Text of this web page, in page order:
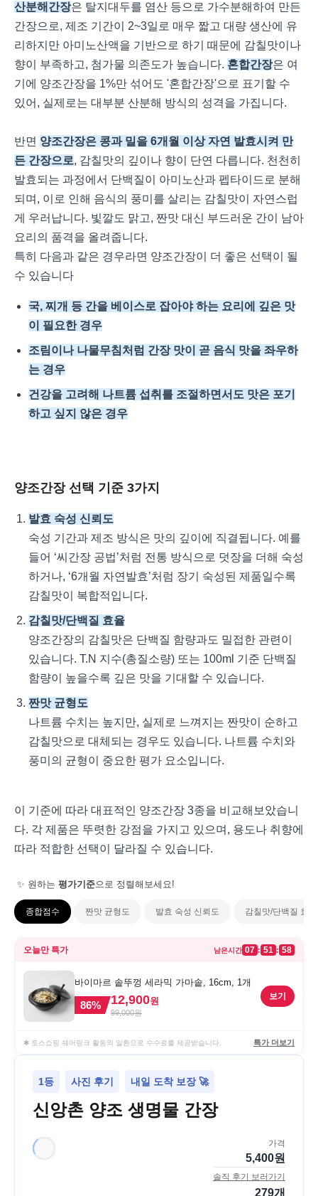
산분해간장은 탈지대두를 염산 등으로 가수분해하여 만든
간장으로, 제조 기간이 2~3일로 매우 짧고 대량 생산에 유
리하지만 아미노산액을 기반으로 하기 때문에 감칠맛이나
향이 부족하고, 첨가물 의존도가 높습니다. 혼합간장은 여
기에 양조간장을 1%만 섞어도 '혼합간장'으로 표기할 수
있어, 실제로는 대부분 산분해 방식의 성격을 가집니다.
반면 양조간장은 콩과 밀을 6개월 이상 자연 발효시켜 만
든 간장으로, 감칠맛의 깊이나 향이 단연 다릅니다. 천천히
발효되는 과정에서 단백질이 아미노산과 펩타이드로 분해
되며, 이로 인해 음식의 풍미를 살리는 감칠맛이 자연스럽
게 우러납니다. 빛깔도 맑고, 짠맛 대신 부드러운 간이 남아
요리의 품격을 올려줍니다.
특히 다음과 같은 경우라면 양조간장이 더 좋은 선택이 될
수 있습니다
국, 찌개 등 간을 베이스로 잡아야 하는 요리에 깊은 맛
이 필요한 경우
조림이나 나물무침처럼 간장 맛이 곧 음식 맛을 좌우하
는 경우
건강을 고려해 나트륨 섭취를 조절하면서도 맛은 포기
하고 싶지 않은 경우
양조간장 선택 기준 3가지
발효 숙성 신뢰도
숙성 기간과 제조 방식은 맛의 깊이에 직결됩니다. 예를
들어 ‘씨간장 공법’처럼 전통 방식으로 덧장을 더해 숙성
하거나, ‘6개월 자연발효’처럼 장기 숙성된 제품일수록
감칠맛이 복합적입니다.
감칠맛/단백질 효율
양조간장의 감칠맛은 단백질 함량과도 밀접한 관련이
있습니다. T.N 지수(총질소량) 또는 100ml 기준 단백질
함량이 높을수록 깊은 맛을 기대할 수 있습니다.
짠맛 균형도
나트륨 수치는 높지만, 실제로 느껴지는 짠맛이 순하고
감칠맛으로 대체되는 경우도 있습니다. 나트륨 수치와
풍미의 균형이 중요한 평가 요소입니다.
이 기준에 따라 대표적인 양조간장 3종을 비교해보았습니
다. 각 제품은 뚜렷한 강점을 가지고 있으며, 용도나 취향에
따라 적합한 선택이 달라질 수 있습니다.
✨ 원하는 평가기준으로 정렬해보세요!
종합점수 짠맛 균형도 발효 숙성 신뢰도 감칠맛/단백질 효율
오늘만 특가 남은시간 07 : 51 : 58
바이마르 솥뚜껑 세라믹 가마솥, 16cm, 1개
86% 12,900원
99,000원
보기
✱ 토스쇼핑 쉐어링크 활동의 일환으로 수수료를 제공받습니다. 특가 더보기
1등 사진 후기 내일 도착 보장 🚀
신앙촌 양조 생명물 간장
가격
5,400원
솔직 후기 보러가기
279개